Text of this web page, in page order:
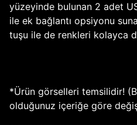
yüzeyinde bulunan 2 adet
ile ek bağlantı opsiyonu
tuşu ile de renkleri kolayca
*Ürün görselleri temsilidir!
olduğunuz içeriğe göre